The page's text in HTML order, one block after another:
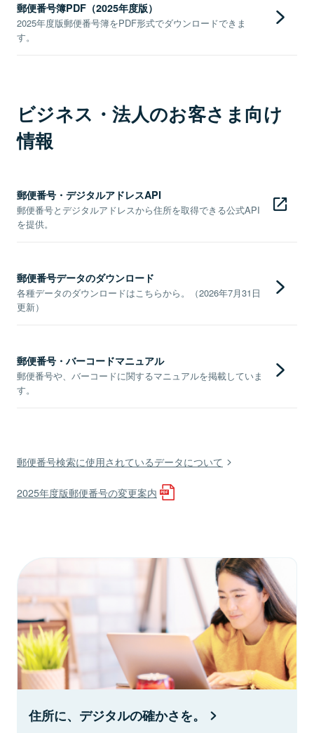
郵便番号簿PDF（2025年度版）
2025年度版郵便番号簿をPDF形式でダウンロードできま
す。
ビジネス・法人のお客さま向け
情報
郵便番号・デジタルアドレスAPI
郵便番号とデジタルアドレスから住所を取得できる公式API
を提供。
郵便番号データのダウンロード
各種データのダウンロードはこちらから。（2026年7月31日
更新）
郵便番号・バーコードマニュアル
郵便番号や、バーコードに関するマニュアルを掲載していま
す。
郵便番号検索に使用されているデータについて
2025年度版郵便番号の変更案内
住所に、デジタルの確かさを。